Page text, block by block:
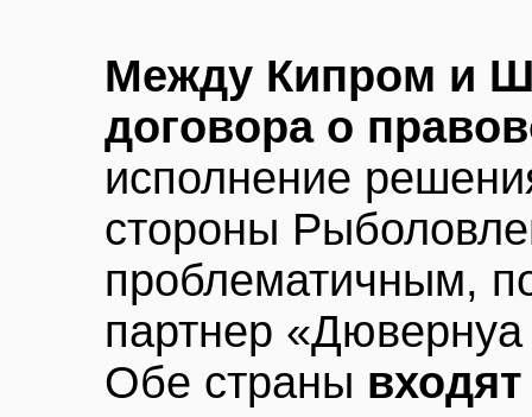
Между Кипром и
договора о
исполнение
стороны
проблематичным,
партнер
Обе страны